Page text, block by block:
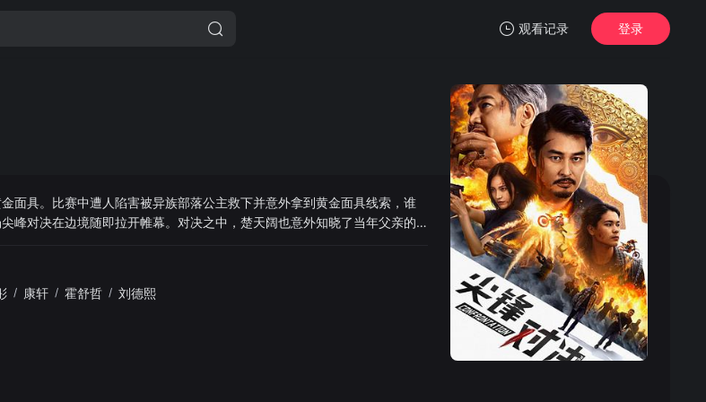
观看记录
暂无观看影片的记录
登录
面具。比赛中遭人陷害被异族部落公主救下并意外拿到黄金面具线索，谁
峰对决在边境随即拉开帷幕。对决之中，楚天阔也意外知晓了当年父亲的
/ 康轩 / 霍舒哲 / 刘德熙